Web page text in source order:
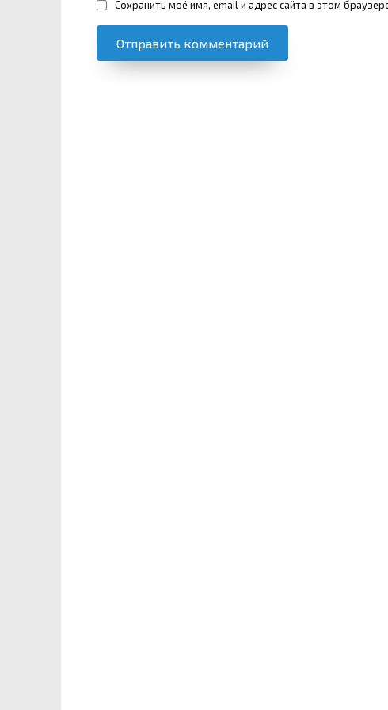
Сохранить моё имя, email и адрес сайта в этом